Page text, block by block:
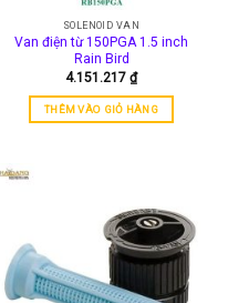
được
chọn
trên
trang
sản
phẩm
SOLENOID VAN
Van điện từ 150PGA 1.5 inch
Rain Bird
4.151.217 ₫
THÊM VÀO GIỎ HÀNG